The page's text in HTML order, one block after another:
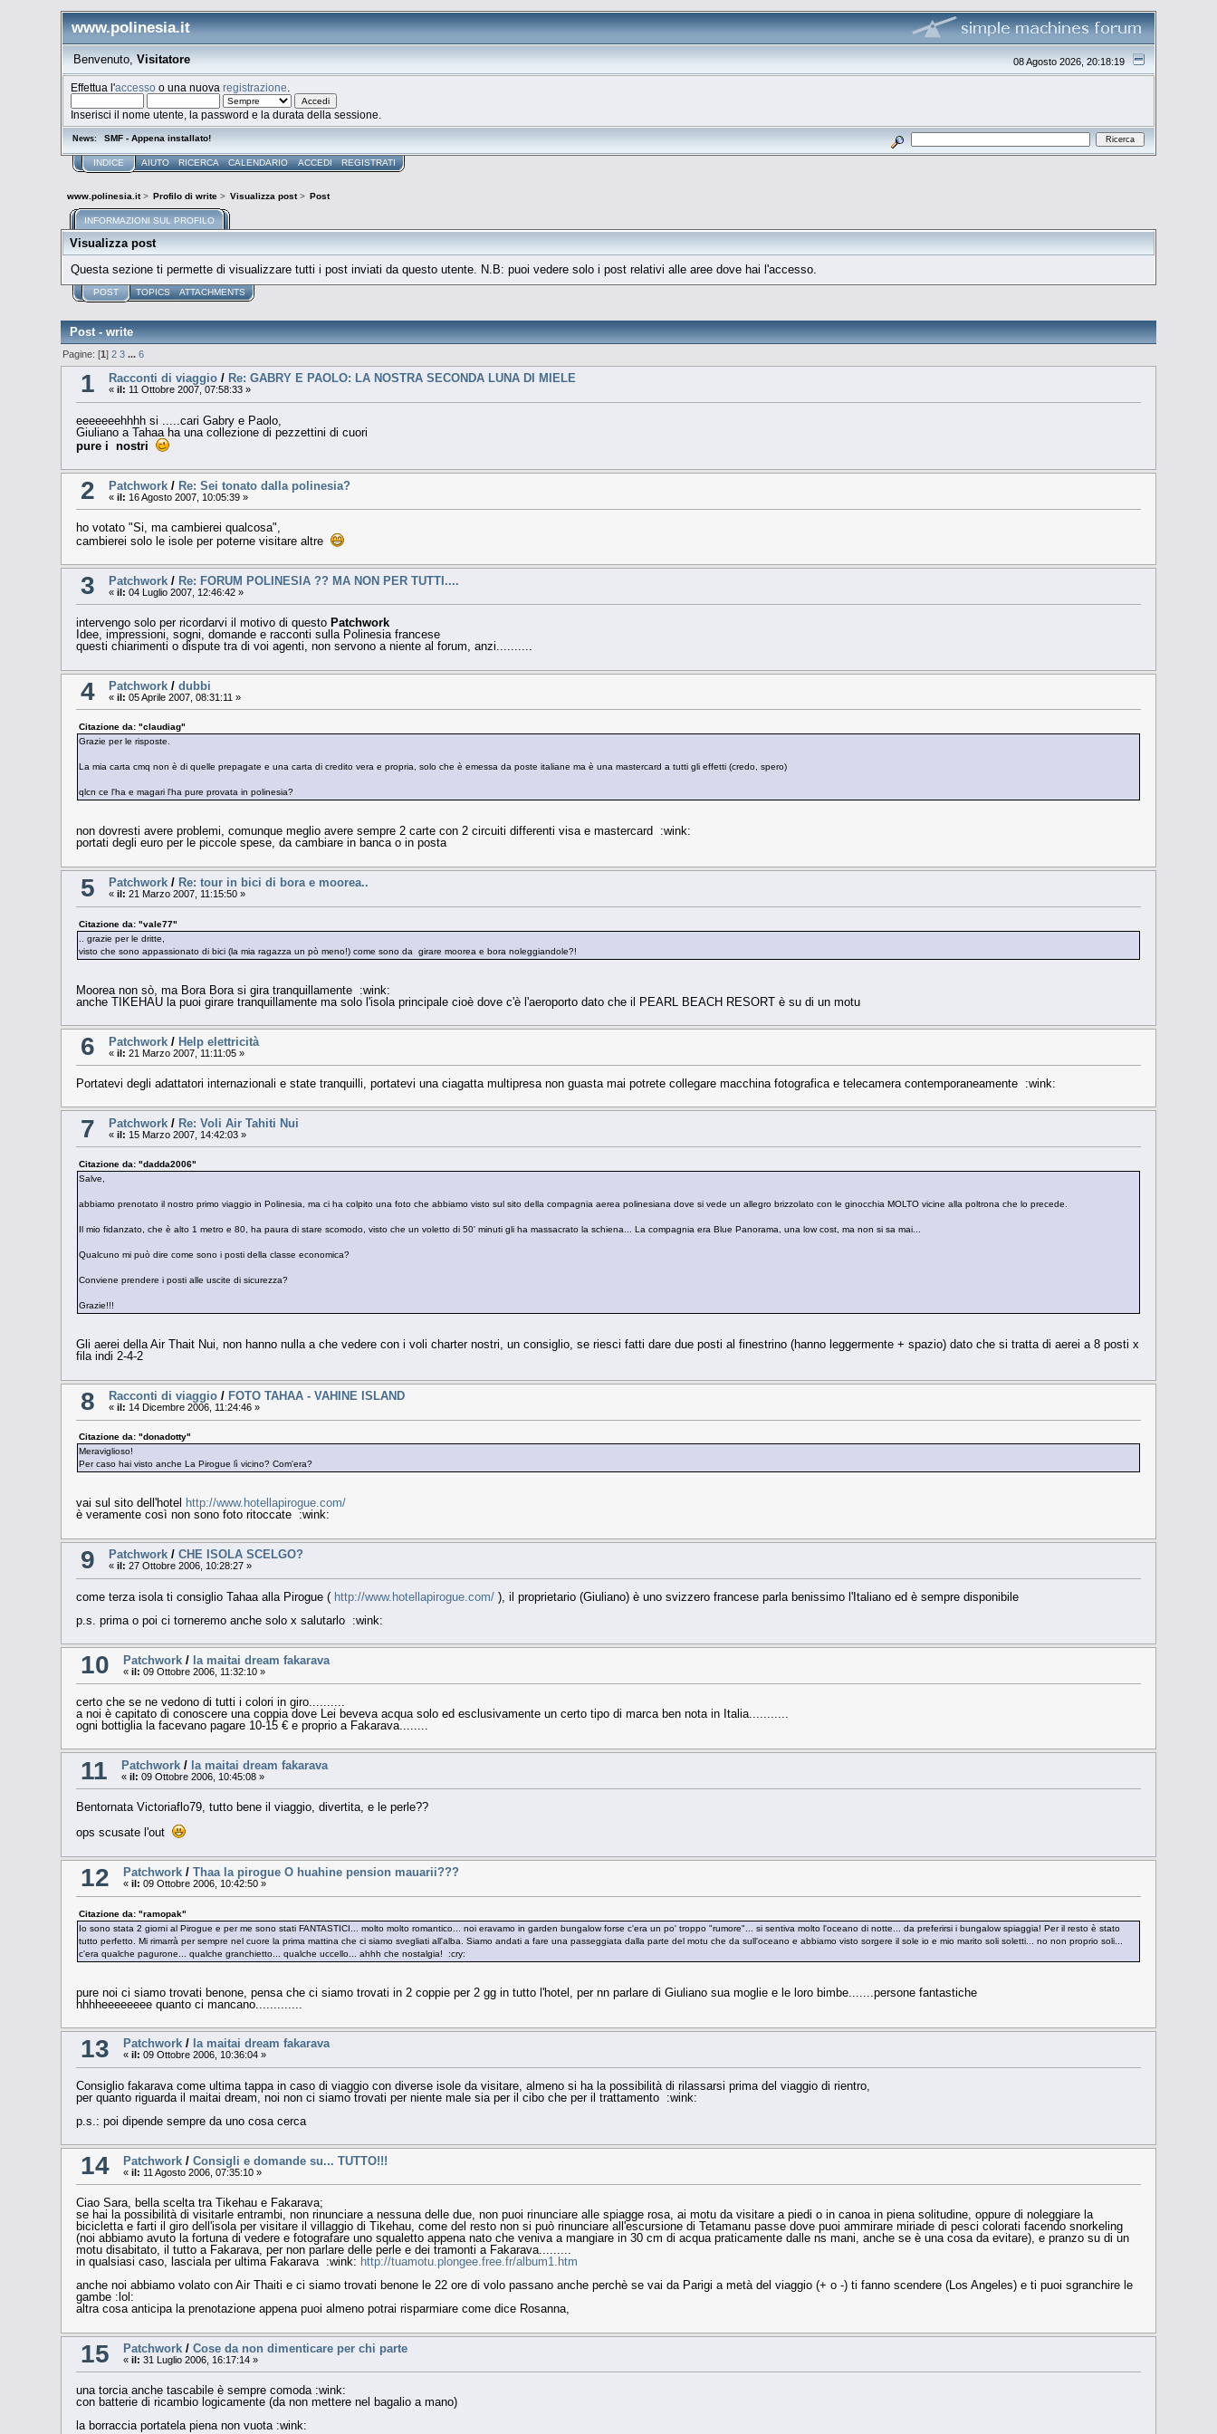
www.polinesia.it
08 Agosto 2026, 20:18:19
Benvenuto, Visitatore
Effettua l'accesso o una nuovaregistrazione
Inserisci il nome utente, la password e la durata della sessione.
News: SMF - Appena installato!
INDICE AIUTO RICERCA CALENDARIO ACCEDI REGISTRATI
www.polinesia.it> Profilo di write> Visualizza post> Post
INFORMAZIONI SUL PROFILO
Visualizza post
Questa sezione ti permette di visualizzare tutti i post inviati da questo utente. N.B: puoi vedere solo i post relativi alle aree dove hai l'accesso.
POST TOPICS ATTACHMENTS
Post - write
Pagine: [1]2 3 ...6
1 Racconti di viaggio/ Re: GABRY E PAOLO: LA NOSTRA SECONDA LUNA DI MIELE
« il: 11 Ottobre 2007, 07:58:33 »
eeeeeeehhhh si .....cari Gabry e Paolo,
Giuliano a Tahaa ha una collezione di pezzettini di cuori
pure i nostri
2 Patchwork/ Re: Sei tonato dalla polinesia?
« il: 16 Agosto 2007, 10:05:39 »
ho votato "Si, ma cambierei qualcosa",
cambierei solo le isole per poterne visitare altre
3 Patchwork/ Re: FORUM POLINESIA ?? MA NON PER TUTTI....
« il: 04 Luglio 2007, 12:46:42 »
intervengo solo per ricordarvi il motivo di questo Patchwork
Idee, impressioni, sogni, domande e racconti sulla Polinesia francese
questi chiarimenti o dispute tra di voi agenti, non servono a niente al forum, anzi..........
4 Patchwork/ dubbi
« il: 05 Aprile 2007, 08:31:11 »
Citazione da: "claudiag"
Grazie per le risposte.
La mia carta cmq non è di quelle prepagate e una carta di credito vera e propria, solo che è emessa da poste italiane ma è una mastercard a tutti gli effetti (credo, spero)
qlcn ce l'ha e magari l'ha pure provata in polinesia?
non dovresti avere problemi, comunque meglio avere sempre 2 carte con 2 circuiti differenti visa e mastercard :wink:
portati degli euro per le piccole spese, da cambiare in banca o in posta
5 Patchwork/ Re: tour in bici di bora e moorea..
« il: 21 Marzo 2007, 11:15:50 »
Citazione da: "vale77"
.. grazie per le dritte,
visto che sono appassionato di bici (la mia ragazza un pò meno!) come sono da girare moorea e bora noleggiandole?!
Moorea non sò, ma Bora Bora si gira tranquillamente :wink:
anche TIKEHAU la puoi girare tranquillamente ma solo l'isola principale cioè dove c'è l'aeroporto dato che il PEARL BEACH RESORT è su di un motu
6 Patchwork/ Help elettricità
« il: 21 Marzo 2007, 11:11:05 »
Portatevi degli adattatori internazionali e state tranquilli, portatevi una ciagatta multipresa non guasta mai potrete collegare macchina fotografica e telecamera contemporaneamente :wink:
7 Patchwork/ Re: Voli Air Tahiti Nui
« il: 15 Marzo 2007, 14:42:03 »
Citazione da: "dadda2006"
Salve,
abbiamo prenotato il nostro primo viaggio in Polinesia, ma ci ha colpito una foto che abbiamo visto sul sito della compagnia aerea polinesiana dove si vede un allegro brizzolato con le ginocchia MOLTO vicine alla poltrona che lo precede.
Il mio fidanzato, che è alto 1 metro e 80, ha paura di stare scomodo, visto che un voletto di 50' minuti gli ha massacrato la schiena... La compagnia era Blue Panorama, una low cost, ma non si sa mai...
Qualcuno mi può dire come sono i posti della classe economica?
Conviene prendere i posti alle uscite di sicurezza?
Grazie!!!
Gli aerei della Air Thait Nui, non hanno nulla a che vedere con i voli charter nostri, un consiglio, se riesci fatti dare due posti al finestrino (hanno leggermente + spazio) dato che si tratta di aerei a 8 posti x
fila indi 2-4-2
8 Racconti di viaggio/ FOTO TAHAA - VAHINE ISLAND
« il: 14 Dicembre 2006, 11:24:46 »
Citazione da: "donadotty"
Meraviglioso!
Per caso hai visto anche La Pirogue lì vicino? Com'era?
vai sul sito dell'hotel http://www.hotellapirogue.com/
è veramente così non sono foto ritoccate :wink:
9 Patchwork/ CHE ISOLA SCELGO?
« il: 27 Ottobre 2006, 10:28:27 »
come terza isola ti consiglio Tahaa alla Pirogue ( http://www.hotellapirogue.com/), il proprietario (Giuliano) è uno svizzero francese parla benissimo l'Italiano ed è sempre disponibile
p.s. prima o poi ci torneremo anche solo x salutarlo :wink:
10 Patchwork/ la maitai dream fakarava
« il: 09 Ottobre 2006, 11:32:10 »
certo che se ne vedono di tutti i colori in giro..........
a noi è capitato di conoscere una coppia dove Lei beveva acqua solo ed esclusivamente un certo tipo di marca ben nota in Italia...........
ogni bottiglia la facevano pagare 10-15 € e proprio a Fakarava........
11 Patchwork/ la maitai dream fakarava
« il: 09 Ottobre 2006, 10:45:08 »
Bentornata Victoriaflo79, tutto bene il viaggio, divertita, e le perle??
ops scusate l'out
12 Patchwork/ Thaa la pirogue O huahine pension mauarii???
« il: 09 Ottobre 2006, 10:42:50 »
Citazione da: "ramopak"
Io sono stata 2 giorni al Pirogue e per me sono stati FANTASTICI... molto molto romantico... noi eravamo in garden bungalow forse c'era un po' troppo "rumore"... si sentiva molto l'oceano di notte... da preferirsi i bungalow spiaggia! Per il resto è stato
tutto perfetto. Mi rimarrà per sempre nel cuore la prima mattina che ci siamo svegliati all'alba. Siamo andati a fare una passeggiata dalla parte del motu che da sull'oceano e abbiamo visto sorgere il sole io e mio marito soli soletti... no non proprio soli...
c'era qualche pagurone... qualche granchietto... qualche uccello... ahhh che nostalgia! :cry:
pure noi ci siamo trovati benone, pensa che ci siamo trovati in 2 coppie per 2 gg in tutto l'hotel, per nn parlare di Giuliano sua moglie e le loro bimbe.......persone fantastiche
hhhheeeeeeee quanto ci mancano.............
13 Patchwork/ la maitai dream fakarava
« il: 09 Ottobre 2006, 10:36:04 »
Consiglio fakarava come ultima tappa in caso di viaggio con diverse isole da visitare, almeno si ha la possibilità di rilassarsi prima del viaggio di rientro,
per quanto riguarda il maitai dream, noi non ci siamo trovati per niente male sia per il cibo che per il trattamento :wink:
p.s.: poi dipende sempre da uno cosa cerca
14 Patchwork/ Consigli e domande su... TUTTO!!!
« il: 11 Agosto 2006, 07:35:10 »
Ciao Sara, bella scelta tra Tikehau e Fakarava;
se hai la possibilità di visitarle entrambi, non rinunciare a nessuna delle due, non puoi rinunciare alle spiagge rosa, ai motu da visitare a piedi o in canoa in piena solitudine, oppure di noleggiare la
bicicletta e farti il giro dell'isola per visitare il villaggio di Tikehau, come del resto non si può rinunciare all'escursione di Tetamanu passe dove puoi ammirare miriade di pesci colorati facendo snorkeling
(noi abbiamo avuto la fortuna di vedere e fotografare uno squaletto appena nato che veniva a mangiare in 30 cm di acqua praticamente dalle ns mani, anche se è una cosa da evitare), e pranzo su di un
motu disabitato, il tutto a Fakarava, per non parlare delle perle e dei tramonti a Fakarava.........
in qualsiasi caso, lasciala per ultima Fakarava :wink: http://tuamotu.plongee.free.fr/album1.htm
anche noi abbiamo volato con Air Thaiti e ci siamo trovati benone le 22 ore di volo passano anche perchè se vai da Parigi a metà del viaggio (+ o -) ti fanno scendere (Los Angeles) e ti puoi sgranchire le
gambe :lol:
altra cosa anticipa la prenotazione appena puoi almeno potrai risparmiare come dice Rosanna,
15 Patchwork/ Cose da non dimenticare per chi parte
« il: 31 Luglio 2006, 16:17:14 »
una torcia anche tascabile è sempre comoda :wink:
con batterie di ricambio logicamente (da non mettere nel bagalio a mano)
la borraccia portatela piena non vuota :wink: